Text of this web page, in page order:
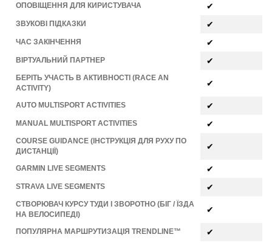
ОПОВІЩЕННЯ ДЛЯ КИРИСТУВАЧА ✔
ЗВУКОВІ ПІДКАЗКИ ✔
ЧАС ЗАКІНЧЕННЯ ✔
ВІРТУАЛЬНИЙ ПАРТНЕР ✔
БЕРІТЬ УЧАСТЬ В АКТИВНОСТІ (RACE AN
ACTIVITY)
✔
AUTO MULTISPORT ACTIVITIES ✔
MANUAL MULTISPORT ACTIVITIES ✔
COURSE GUIDANCE (ІНСТРУКЦІЯ ДЛЯ РУХУ ПО
ДИСТАНЦІЇ)
✔
GARMIN LIVE SEGMENTS ✔
STRAVA LIVE SEGMENTS ✔
СТВОРЮВАЧ КУРСУ ТУДИ І ЗВОРОТНО (БІГ / ЇЗДА
НА ВЕЛОСИПЕДІ)
✔
ПОПУЛЯРНА МАРШРУТИЗАЦІЯ TRENDLINE™ ✔